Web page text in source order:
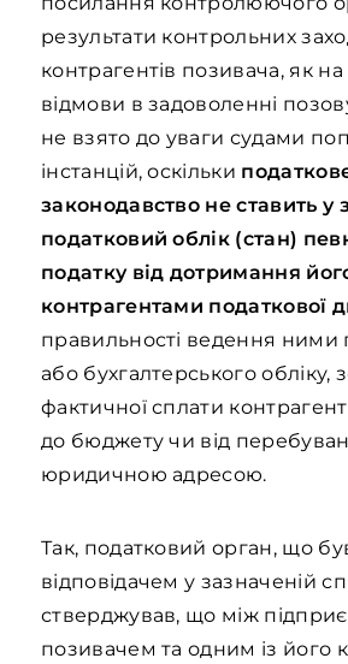
результати контрольних
контрагентів позивача, як на
відмови в задоволенні
не взято до уваги судами
інстанцій, оскільки
законодавство не ставить у
податковий облік (стан)
податку від дотримання
контрагентами податкової
правильності ведення ними
або бухгалтерського обліку,
фактичної сплати
до бюджету чи від
юридичною адресою.
Так, податковий орган, що
відповідачем у зазначеній
стверджував, що між
позивачем та одним із його